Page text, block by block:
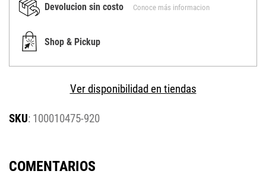
Devolucion sin costo Conoce más informacion
Shop & Pickup
Ver disponibilidad en tiendas
: 100010475-920
COMENTARIOS